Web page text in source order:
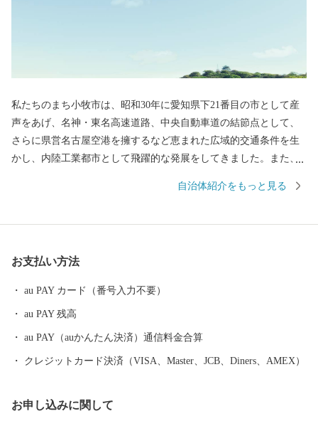
私たちのまち小牧市は、昭和30年に愛知県下21番目の市として産
声をあげ、名神・東名高速道路、中央自動車道の結節点として、
さらに県営名古屋空港を擁するなど恵まれた広域的交通条件を生
かし、内陸工業都市として飛躍的な発展をしてきました。また、
資産も有し、豊かな自然と文化の薫るまちでもあります。 小牧山
年間居城とした城でもあります。2004年から始められた発掘調査
り何年もの歳月をかけ小牧市で作り出されたものです。名古屋コ
ーチンの肉質は弾力に富み、よくしまって歯ごたえがあり、「こ
く」のある旨みがあります。小牧市内の飲食店では様々なメニュ
自治体紹介をもっと見る
お支払い方法
au PAY カード（番号入力不要）
au PAY 残高
au PAY（auかんたん決済）通信料金合算
クレジットカード決済（VISA、Master、JCB、Diners、AMEX）
お申し込みに関して